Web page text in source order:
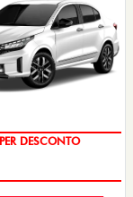
DESCONTO